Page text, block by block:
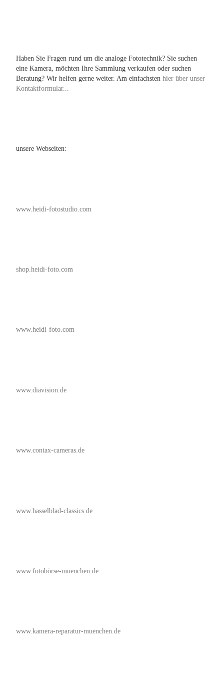
Haben Sie Fragen rund um die analoge Fototechnik? Sie suchen
eine Kamera, möchten Ihre Sammlung verkaufen oder suchen
Beratung? Wir helfen gerne weiter. Am einfachsten hier über unser
Kontaktformular...
unsere Webseiten:
www.heidi-fotostudio.com
shop.heidi-foto.com
www.heidi-foto.com
www.diavision.de
www.contax-cameras.de
www.hasselblad-classics.de
www.fotobörse-muenchen.de
www.kamera-reparatur-muenchen.de